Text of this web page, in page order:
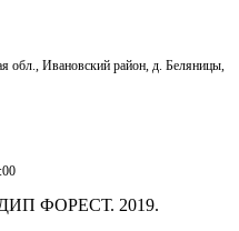
обл., Ивановский район, д. Беляницы,
ДИП ФОРЕСТ. 2019.